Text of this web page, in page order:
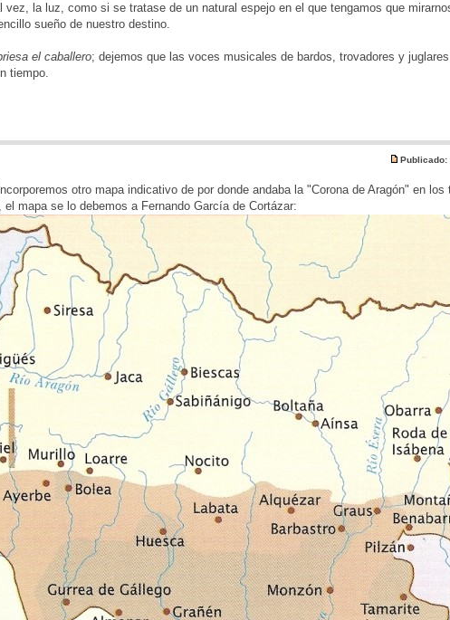
vez, la luz, como si se tratase de un natural espejo en el que tengamos que
sueño de nuestro destino.
el caballero; dejemos que las voces musicales de bardos, trovadores y
tiempo.
Publicado:
otro mapa indicativo de por donde andaba la "Corona de Aragón" en los
mapa se lo debemos a Fernando García de Cortázar: